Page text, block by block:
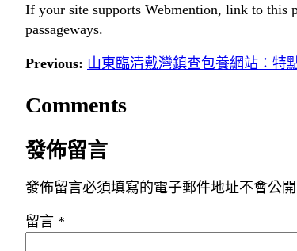
If your site supports Webmention, link to this
passageways.
Previous: 山東臨清戴灣鎮查包養網站：特
Comments
發佈留言
發佈留言必須填寫的電子郵件地址不會公開
留言 *